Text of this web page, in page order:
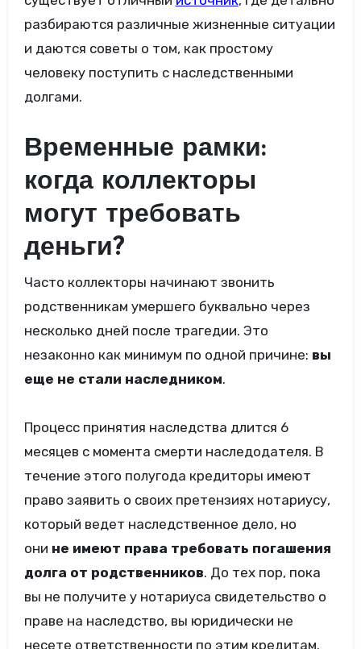
разбираются различные жизненные ситуации
и даются советы о том, как простому
человеку поступить с наследственными
долгами.
Временные рамки:
когда коллекторы
могут требовать
деньги?
Часто коллекторы начинают звонить
родственникам умершего буквально через
несколько дней после трагедии. Это
незаконно как минимум по одной причине: вы
еще не стали наследником.
Процесс принятия наследства длится 6
месяцев с момента смерти наследодателя. В
течение этого полугода кредиторы имеют
право заявить о своих претензиях нотариусу,
который ведет наследственное дело, но
они не имеют права требовать погашения
долга от родственников. До тех пор, пока
вы не получите у нотариуса свидетельство о
праве на наследство, вы юридически не
несете ответственности по этим кредитам.